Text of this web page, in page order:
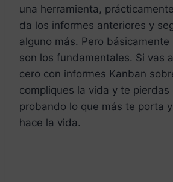
una herramienta,
da los informes anteriores y
alguno más. Pero básicamente
son los fundamentales. Si vas
cero con informes Kanban
compliques la vida y te pierdas
probando lo que más te porta
hace la vida.